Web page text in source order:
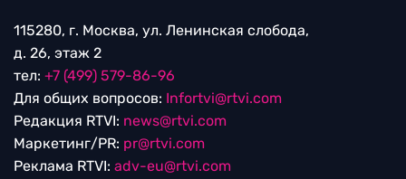
115280, г. Москва, ул. Ленинская слобода,
д. 26, этаж 2
тел: +7 (499) 579-86-96
Для общих вопросов: Infortvi@rtvi.com
Редакция RTVI: news@rtvi.com
Маркетинг/PR: pr@rtvi.com
Реклама RTVI: adv-eu@rtvi.com